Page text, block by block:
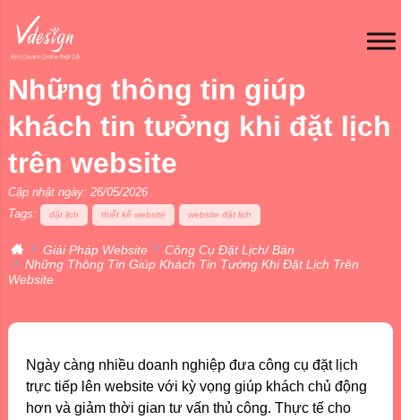
Những thông tin giúp
khách tin tưởng khi đặt lịch
trên website
Cập nhật ngày: 26/05/2026
Tags:
đặt lịch thiết kế website website đặt lịch
Giải Pháp Website
Công Cụ Đặt Lịch/ Bàn
Những Thông Tin Giúp Khách Tin Tưởng Khi Đặt Lịch Trên
Website
Ngày càng nhiều doanh nghiệp đưa công cụ đặt lịch
trực tiếp lên website với kỳ vọng giúp khách chủ động
hơn và giảm thời gian tư vấn thủ công. Thực tế cho